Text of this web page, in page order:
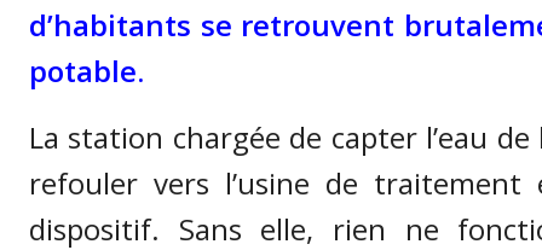
d’habitants se retrouvent
potable.
La station chargée de capter l’eau
refouler vers l’usine de
dispositif. Sans elle, rien ne